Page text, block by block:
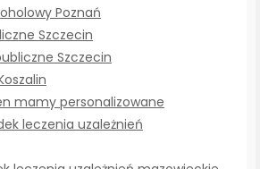
Poznań
Szczecin
Szczecin
mamy personalizowane
leczenia uzależnień